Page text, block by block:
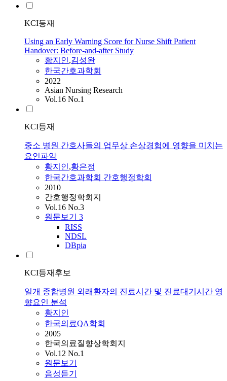
KCI등재
Using an Early Warning Score for Nurse Shift Patient
Handover: Before-and-after Study
황지인,김성완
한국간호과학회
2022
Asian Nursing Research
Vol.16 No.1
KCI등재
중소 병원 간호사들의 업무상 손상경험에 영향을 미치는
요인파악
황지인,황은정
한국간호과학회 간호행정학회
2010
간호행정학회지
Vol.16 No.3
원문보기 3
RISS
NDSL
DBpia
KCI등재후보
일개 종합병원 외래환자의 진료시간 및 진료대기시간 영
향요인 분석
황지인
한국의료QA학회
2005
한국의료질향상학회지
Vol.12 No.1
원문보기
음성듣기